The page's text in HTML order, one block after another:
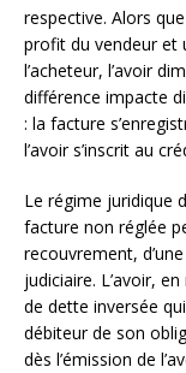
respective. Alors
profit du vendeur et
l’acheteur, l’avoir
différence impacte
: la facture
l’avoir s’inscrit au
Le régime juridique
facture non réglée
recouvrement,
judiciaire. L’avoir,
de dette inversée
débiteur de son
dès l’émission de